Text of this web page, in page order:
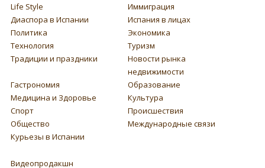
Life Style
Иммиграция
Диаспора в Испании
Испания в лицах
Политика
Экономика
Технология
Туризм
Традиции и праздники
Новости рынка
недвижимости
Гастрономия
Образование
Медицина и Здоровье
Культура
Спорт
Происшествия
Общество
Международные связи
Курьезы в Испании
Видеопродакшн